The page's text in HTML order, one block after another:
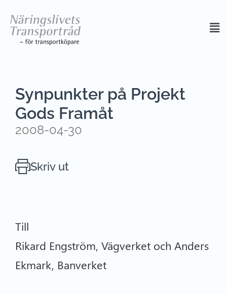
Synpunkter på Projekt
Gods Framåt
2008-04-30
Skriv ut
Till
Rikard Engström, Vägverket och Anders
Ekmark, Banverket